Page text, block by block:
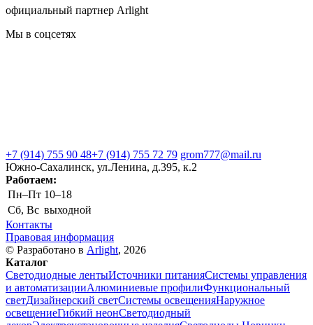
официальный партнер Arlight
Мы в соцсетях
+7 (914) 755 90 48+7 (914) 755 72 79 grom777@mail.ru
Южно-Сахалинск, ул.Ленина, д.395, к.2
Работаем:
Пн–Пт 10–18
Сб, Вс выходной
Контакты
Правовая информация
© Разработано в Arlight, 2026
Каталог
Светодиодные лентыИсточники питанияСистемы управления
и автоматизацииАлюминиевые профилиФункциональный
светДизайнерский светСистемы освещенияНаружное
освещениеГибкий неонСветодиодный